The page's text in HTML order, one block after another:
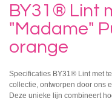
BY31® Lint
"Madame"
orange
Specificaties BY31® Lint met
collectie, ontworpen door ons
Deze unieke lijn combineert